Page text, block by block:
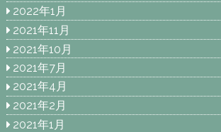
2022年1月
2021年11月
2021年10月
2021年7月
2021年4月
2021年2月
2021年1月